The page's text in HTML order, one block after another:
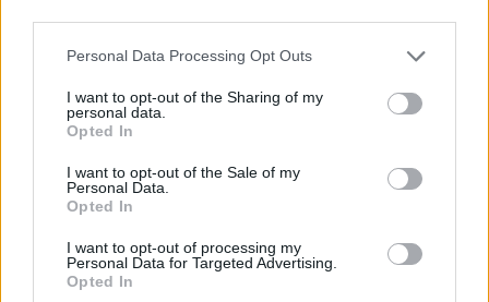
Personal Data Processing Opt Outs
I want to opt-out of the Sharing of my
personal data.
Opted In
I want to opt-out of the Sale of my
Personal Data.
Opted In
I want to opt-out of processing my
Personal Data for Targeted Advertising.
Opted In